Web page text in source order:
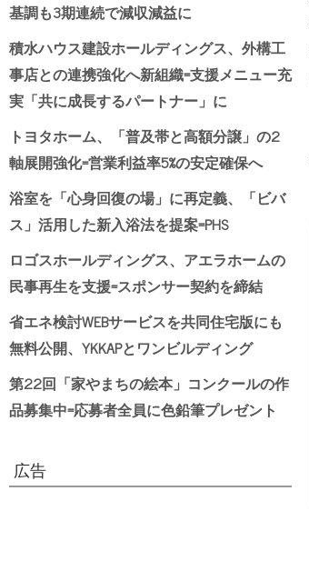
基調も3期連続で減収減益に
積水ハウス建設ホールディングス、外構工
事店との連携強化へ新組織=支援メニュー充
実「共に成長するパートナー」に
トヨタホーム、「普及帯と高額分譲」の2
軸展開強化=営業利益率5%の安定確保へ
浴室を「心身回復の場」に再定義、「ビバ
ス」活用した新入浴法を提案=PHS
ロゴスホールディングス、アエラホームの
民事再生を支援=スポンサー契約を締結
省エネ検討WEBサービスを共同住宅版にも
無料公開、YKKAPとワンビルディング
第22回「家やまちの絵本」コンクールの作
品募集中=応募者全員に色鉛筆プレゼント
広告